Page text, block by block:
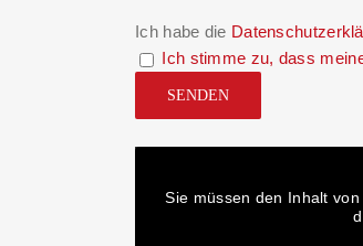
Ich habe die
Ich stimme zu, dass
Sie müssen den Inhalt von